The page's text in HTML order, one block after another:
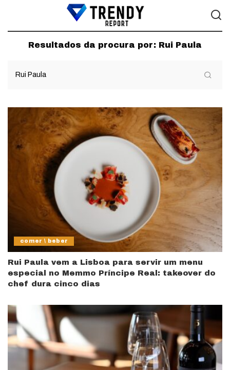
Resultados da procura por: Rui Paula
comer \ beber
Rui Paula vem a Lisboa para servir um menu
especial no Memmo Príncipe Real: takeover do
chef dura cinco dias